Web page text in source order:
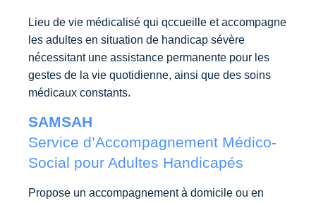
Lieu de vie médicalisé qui qccueille et accompagne
les adultes en situation de handicap sévère
nécessitant une assistance permanente pour les
gestes de la vie quotidienne, ainsi que des soins
médicaux constants.
SAMSAH
Service d’Accompagnement Médico-
Social pour Adultes Handicapés
Propose un accompagnement à domicile ou en